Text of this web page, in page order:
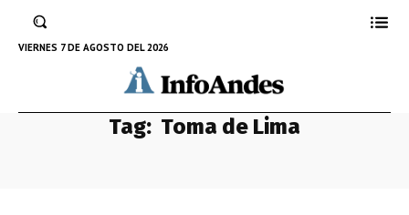
VIERNES 7 DE AGOSTO DEL 2026
Tag: Toma de Lima